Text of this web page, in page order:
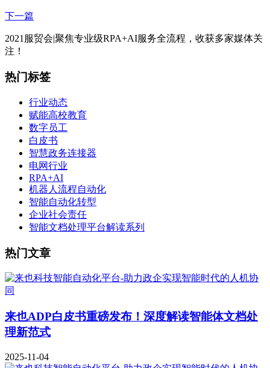
下一篇
2021服贸会|聚焦专业级RPA+AI服务全流程，收获多家媒体关
注！
热门标签
行业动态
赋能高校教育
数字员工
白皮书
智慧政务连接器
电网行业
RPA+AI
机器人流程自动化
智能自动化转型
企业社会责任
智能文档处理平台解读系列
热门文章
来也ADP白皮书重磅发布！深度解读智能体文档处
理新范式
2025-11-04